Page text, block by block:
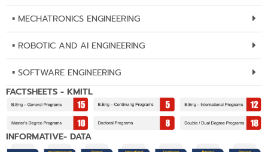
▪︎ MECHATRONICS ENGINEERING
▪︎ ROBOTIC AND AI ENGINEERING
▪︎ SOFTWARE ENGINEERING
FACTSHEETS - KMITL
INFORMATIVE- DATA